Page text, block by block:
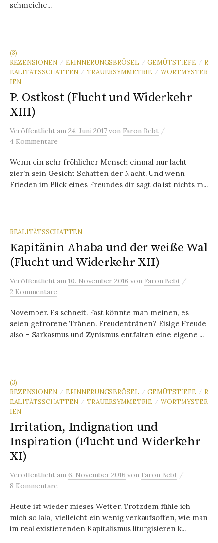
schmeiche...
(3)
REZENSIONEN / ERINNERUNGSBRÖSEL / GEMÜTSTIEFE / R
EALITÄTSSCHATTEN / TRAUERSYMMETRIE / WORTMYSTER
IEN
P. Ostkost (Flucht und Widerkehr
XIII)
Veröffentlicht am 24. Juni 2017 von Faron Bebt /
4 Kommentare
Wenn ein sehr fröhlicher Mensch einmal nur lacht
zier’n sein Gesicht Schatten der Nacht. Und wenn
Frieden im Blick eines Freundes dir sagt da ist nichts m...
REALITÄTSSCHATTEN
Kapitänin Ahaba und der weiße Wal
(Flucht und Widerkehr XII)
Veröffentlicht am 10. November 2016 von Faron Bebt /
2 Kommentare
November. Es schneit. Fast könnte man meinen, es
seien gefrorene Tränen. Freudentränen? Eisige Freude
also – Sarkasmus und Zynismus entfalten eine eigene ...
(3)
REZENSIONEN / ERINNERUNGSBRÖSEL / GEMÜTSTIEFE / R
EALITÄTSSCHATTEN / TRAUERSYMMETRIE / WORTMYSTER
IEN
Irritation, Indignation und
Inspiration (Flucht und Widerkehr
XI)
Veröffentlicht am 6. November 2016 von Faron Bebt /
8 Kommentare
Heute ist wieder mieses Wetter. Trotzdem fühle ich
mich so lala, vielleicht ein wenig verkaufsoffen, wie man
im real existierenden Kapitalismus liturgisieren k...